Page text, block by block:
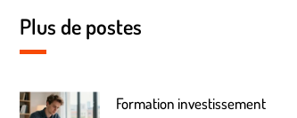
Plus de postes
Formation investissement